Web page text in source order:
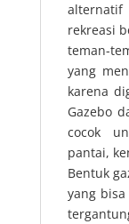
alternatif
rekreasi
teman-
yang
karena
Gazebo
cocok
pantai,
Bentuk
yang